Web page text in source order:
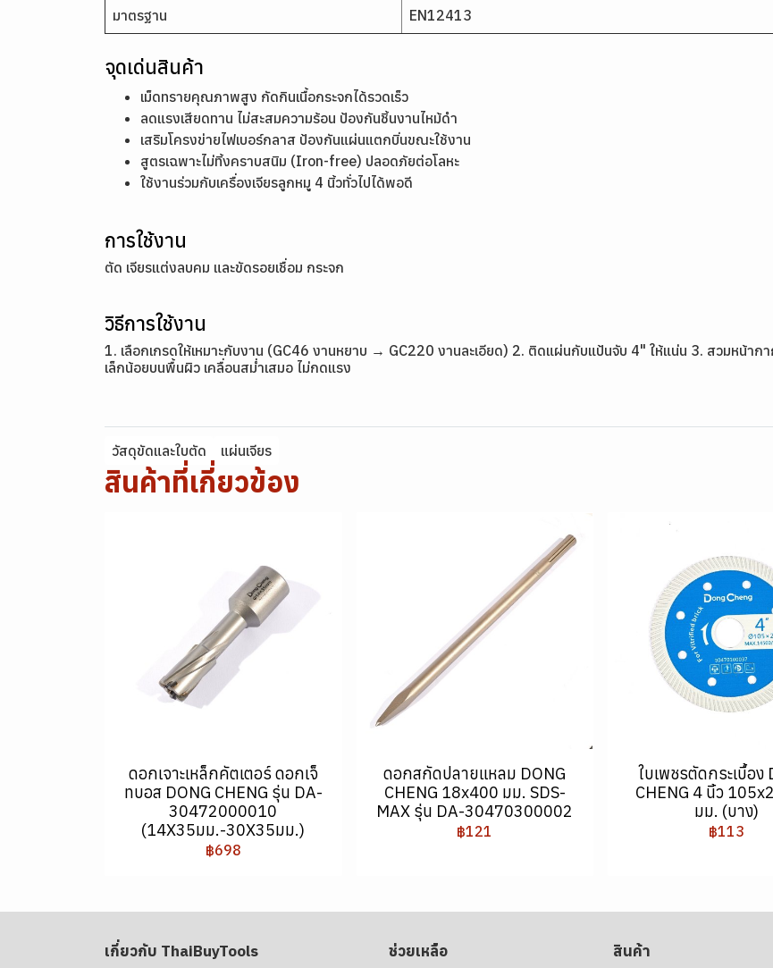
มาตรฐาน EN12413
จุดเด่นสินค้า
เม็ดทรายคุณภาพสูง กัดกินเนื้อกระจกได้รวดเร็ว
ลดแรงเสียดทาน ไม่สะสมความร้อน ป้องกันชิ้นงานไหม้ดำ
เสริมโครงข่ายไฟเบอร์กลาส ป้องกันแผ่นแตกบิ่นขณะใช้งาน
สูตรเฉพาะไม่ทิ้งคราบสนิม (Iron-free) ปลอดภัยต่อโลหะ
ใช้งานร่วมกับเครื่องเจียรลูกหมู 4 นิ้วทั่วไปได้พอดี
การใช้งาน
ตัด เจียรแต่งลบคม และขัดรอยเชื่อม กระจก
วิธีการใช้งาน
1. เลือกเกรดให้เหมาะกับงาน (GC46 งานหยาบ → GC220 งานละเอียด) 2. ติดแผ่นกับแป้นจับ 4" ให้แน่น 3. สวมหน้าก
เล็กน้อยบนพื้นผิว เคลื่อนสม่ำเสมอ ไม่กดแรง
วัสดุขัดและใบตัด แผ่นเจียร
สินค้าที่เกี่ยวข้อง
ดอกเจาะเหล็กคัตเตอร์ ดอกเจ็
ทบอส DONG CHENG รุ่น DA-
30472000010
(14X35มม.-30X35มม.)
฿698
ดอกสกัดปลายแหลม DONG
CHENG 18x400 มม. SDS-
MAX รุ่น DA-30470300002
฿121
ใบเพชรตัดกระเบื้อง
CHENG 4 นิ้ว
มม. (บาง)
฿113
เกี่ยวกับ ThaiBuyTools ช่วยเหลือ สินค้า